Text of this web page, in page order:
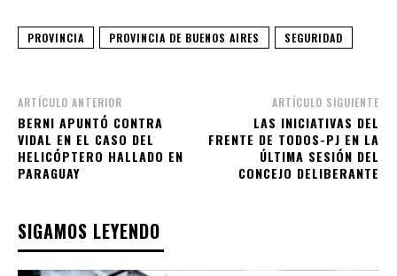
PROVINCIA PROVINCIA DE BUENOS AIRES SEGURIDAD
ARTÍCULO ANTERIOR
BERNI APUNTÓ CONTRA
VIDAL EN EL CASO DEL
HELICÓPTERO HALLADO EN
PARAGUAY
ARTÍCULO SIGUIENTE
LAS INICIATIVAS DEL
FRENTE DE TODOS-PJ EN LA
ÚLTIMA SESIÓN DEL
CONCEJO DELIBERANTE
SIGAMOS LEYENDO